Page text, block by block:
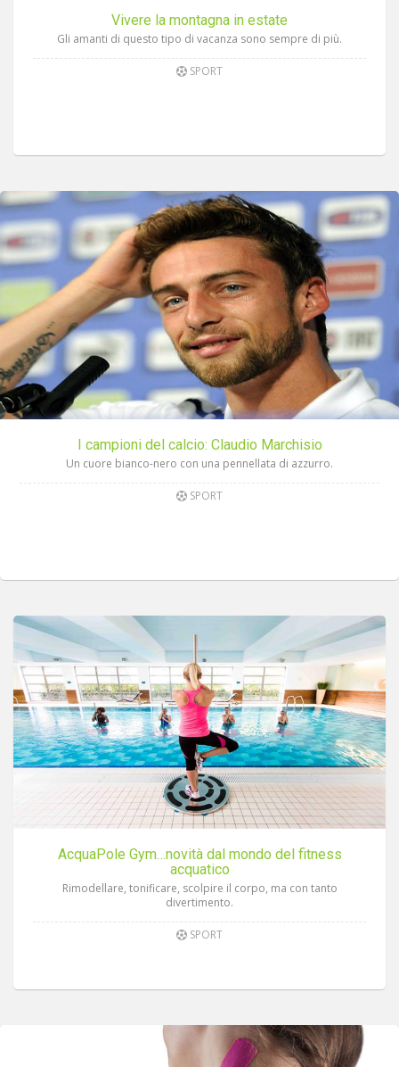
Vivere la montagna in estate
Gli amanti di questo tipo di vacanza sono sempre di più.
SPORT
I campioni del calcio: Claudio Marchisio
Un cuore bianco-nero con una pennellata di azzurro.
SPORT
AcquaPole Gym…novità dal mondo del fitness
acquatico
Rimodellare, tonificare, scolpire il corpo, ma con tanto
divertimento.
SPORT